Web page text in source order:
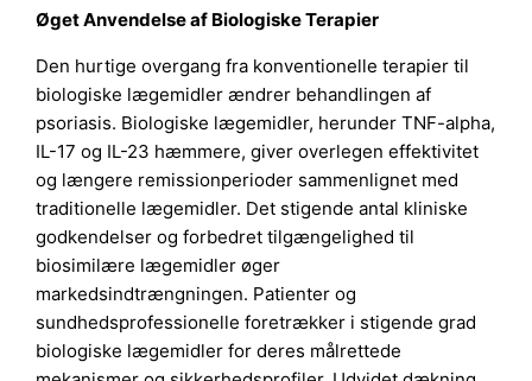
Øget Anvendelse af Biologiske Terapier
Den hurtige overgang fra konventionelle terapier til
biologiske lægemidler ændrer behandlingen af
psoriasis. Biologiske lægemidler, herunder TNF-alpha,
IL-17 og IL-23 hæmmere, giver overlegen effektivitet
og længere remissionperioder sammenlignet med
traditionelle lægemidler. Det stigende antal kliniske
godkendelser og forbedret tilgængelighed til
biosimilære lægemidler øger
markedsindtrængningen. Patienter og
sundhedsprofessionelle foretrækker i stigende grad
biologiske lægemidler for deres målrettede